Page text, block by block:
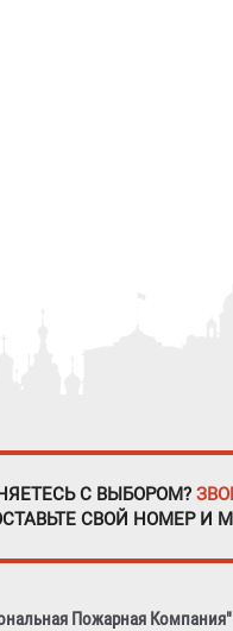
С ВЫБОРОМ?
СВОЙ НОМЕР И
Пожарная Компания"